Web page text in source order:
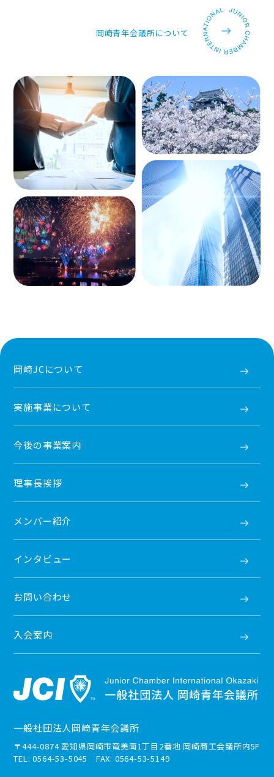
岡崎青年会議所について
岡崎JCについて
実施事業について
今後の事業案内
理事長挨拶
メンバー紹介
インタビュー
お問い合わせ
入会案内
一般社団法人岡崎青年会議所
〒444-0874 愛知県岡崎市竜美南1丁目2番地 岡崎商工会議所内5F
TEL: 0564-53-5045 FAX: 0564-53-5149